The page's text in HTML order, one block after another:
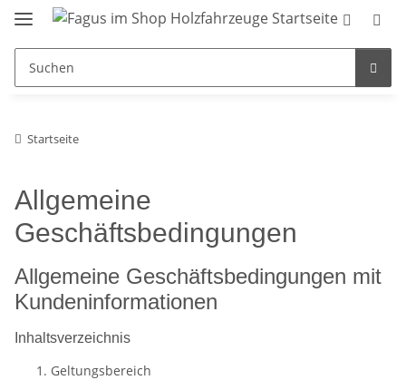
Startseite
Allgemeine
Geschäftsbedingungen
Allgemeine Geschäftsbedingungen mit
Kundeninformationen
Inhaltsverzeichnis
Geltungsbereich